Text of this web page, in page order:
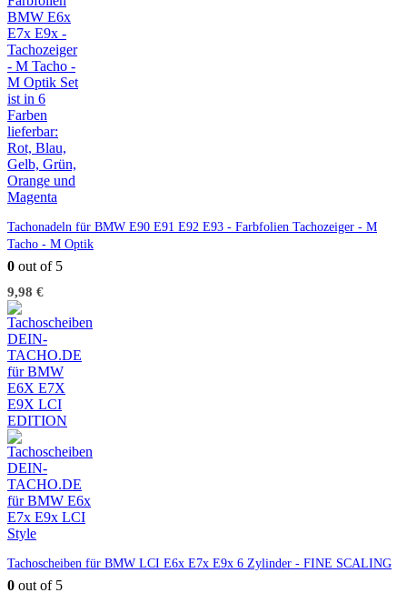
Tachonadeln für BMW E90 E91 E92 E93 - Farbfolien Tachozeiger - M
Tacho - M Optik
0 out of 5
9,98 €
Tachoscheiben für BMW LCI E6x E7x E9x 6 Zylinder - FINE SCALING
0 out of 5